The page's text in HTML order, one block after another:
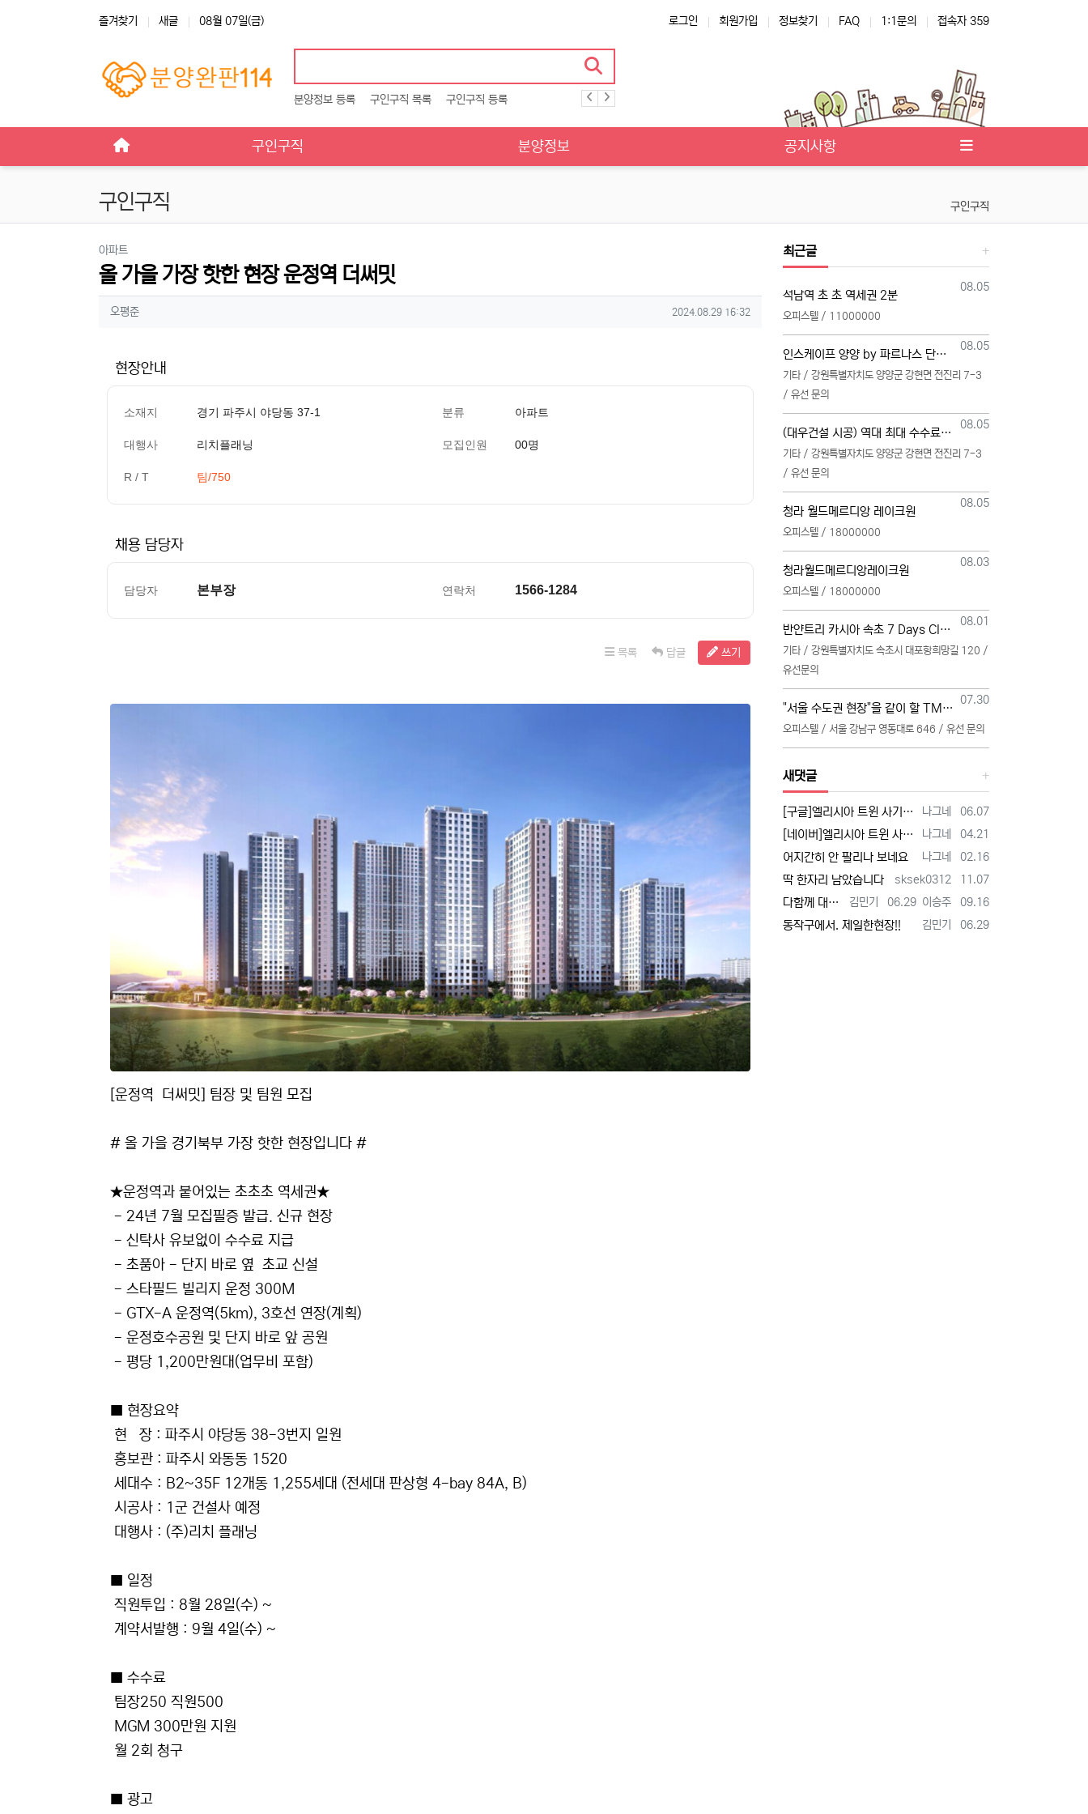
즐겨찾기 새글 08월 07일(금) 로그인 회원가입 정보찾기 FAQ 1:1문의 접속자 359
분양정보 등록 구인구직 목록 구인구직 등록
구인구직 분양정보 공지사항
구인구직 구인구직
아파트
올 가을 가장 핫한 현장 운정역 더써밋
작성자 정보
오평준작성 작성일
2024.08.29 16:32
현장안내
소재지 경기 파주시 야당동 37-1 분류 아파트
대행사 리치플래닝 모집인원 00명
R / T 팀/750
채용 담당자
담당자 본부장 연락처 1566-1284
목록 답글 쓰기
[운정역 더써밋] 팀장 및 팀원 모집
# 올 가을 경기북부 가장 핫한 현장입니다 #
★운정역과 붙어있는 초초초 역세권★
- 24년 7월 모집필증 발급. 신규 현장
- 신탁사 유보없이 수수료 지급
- 초품아 - 단지 바로 옆 초교 신설
- 스타필드 빌리지 운정 300M
- GTX-A 운정역(5km), 3호선 연장(계획)
- 운정호수공원 및 단지 바로 앞 공원
- 평당 1,200만원대(업무비 포함)
■ 현장요약
현 장 : 파주시 야당동 38-3번지 일원
홍보관 : 파주시 와동동 1520
세대수 : B2~35F 12개동 1,255세대 (전세대 판상형 4-bay 84A, B)
시공사 : 1군 건설사 예정
대행사 : (주)리치 플래닝
■ 일정
직원투입 : 8월 28일(수) ~
계약서발행 : 9월 4일(수) ~
■ 수수료
팀장250 직원500
MGM 300만원 지원
월 2회 청구
■ 광고
최근글
등록일
08.05
석남역 초 초 역세권 2분
오피스텔 / 11000000
등록일
08.05
인스케이프 양양 by 파르나스 단일 본부 모집
기타 / 강원특별자치도 양양군 강현면 전진리 7-3
/ 유선 문의
등록일
08.05
(대우건설 시공) 역대 최대 수수료 지급, 단독 단일 영업본부 선착순 모집 (팀,팀원 개별문의 가능)
기타 / 강원특별자치도 양양군 강현면 전진리 7-3
/ 유선 문의
등록일
08.05
청라 월드메르디앙 레이크원
오피스텔 / 18000000
등록일
08.03
청라월드메르디앙레이크원
오피스텔 / 18000000
등록일
08.01
반얀트리 카시아 속초 7 Days Club OwnersMembership 분양직원 모집
기타 / 강원특별자치도 속초시 대포항희망길 120 /
유선문의
등록일
07.30
"서울 수도권 현장"을 같이 할 TM 총괄, 본부, 팀, 팀원 모집
오피스텔 / 서울 강남구 영동대로 646 / 유선 문의
새댓글
등록자
나그네 등록일
06.07
[구글]엘리시아 트윈 사기 - 검색
등록자
나그네 등록일
04.21
[네이버]엘리시아 트윈 사기 - 검색
등록자
나그네 등록일
02.16
어지간히 안 팔리나 보네요
등록자
sksek0312 등록일
11.07
딱 한자리 남았습니다
등록자
이승주 등록일
09.16
등록자
김민기 등록일
06.29
다함께 대박납니다.
등록자
김민기 등록일
06.29
동작구에서. 제일한현장!!